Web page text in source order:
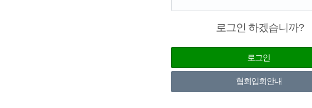
로그인 하겠습니까?
로그인
협회입회안내